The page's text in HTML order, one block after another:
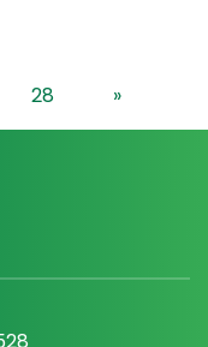
28 »